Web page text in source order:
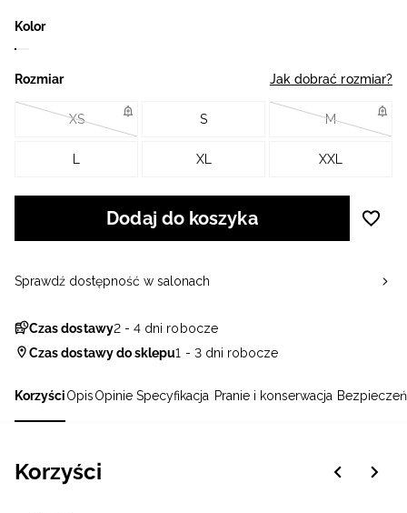
KorzyściOpisOpinie Specyfikacja Pranie i konserwacja
Korzyści
Kolor
Rozmiar Jak dobrać rozmiar?
XS S M
L XL XXL
Dodaj do koszyka
Czas dostawy2 - 4 dni robocze
Czas dostawy do sklepu1 - 3 dni robocze
Sprawdź dostępność w salonach